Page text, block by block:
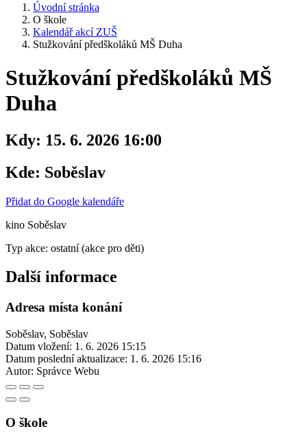
Úvodní stránka
O škole
Kalendář akcí ZUŠ
Stužkování předškoláků MŠ Duha
Stužkování předškoláků MŠ
Duha
Kdy: 15. 6. 2026 16:00
Kde: Soběslav
Přidat do Google kalendáře
kino Soběslav
Typ akce: ostatní (akce pro děti)
Další informace
Adresa místa konání
Soběslav, Soběslav
Datum vložení: 1. 6. 2026 15:15
Datum poslední aktualizace: 1. 6. 2026 15:16
Autor: Správce Webu
O škole